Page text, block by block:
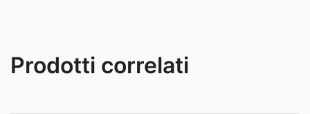
Prodotti correlati